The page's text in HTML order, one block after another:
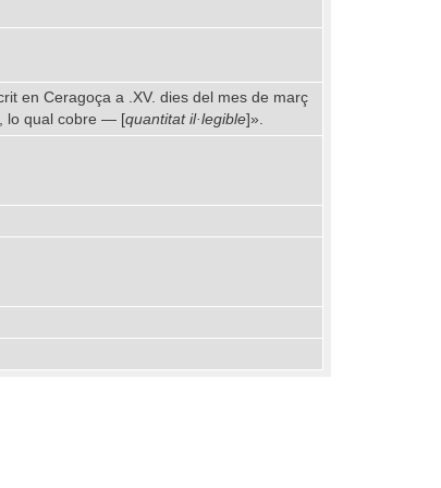
en Ceragoça a .XV. dies del mes de març
lo qual cobre — [quantitat il·legible]».